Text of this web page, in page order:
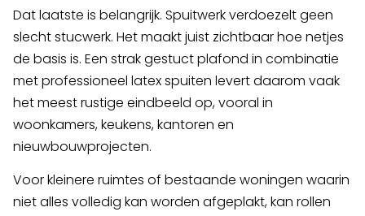
Dat laatste is belangrijk. Spuitwerk verdoezelt geen
slecht stucwerk. Het maakt juist zichtbaar hoe netjes
de basis is. Een strak gestuct plafond in combinatie
met professioneel latex spuiten levert daarom vaak
het meest rustige eindbeeld op, vooral in
woonkamers, keukens, kantoren en
nieuwbouwprojecten.
Voor kleinere ruimtes of bestaande woningen waarin
niet alles volledig kan worden afgeplakt, kan rollen